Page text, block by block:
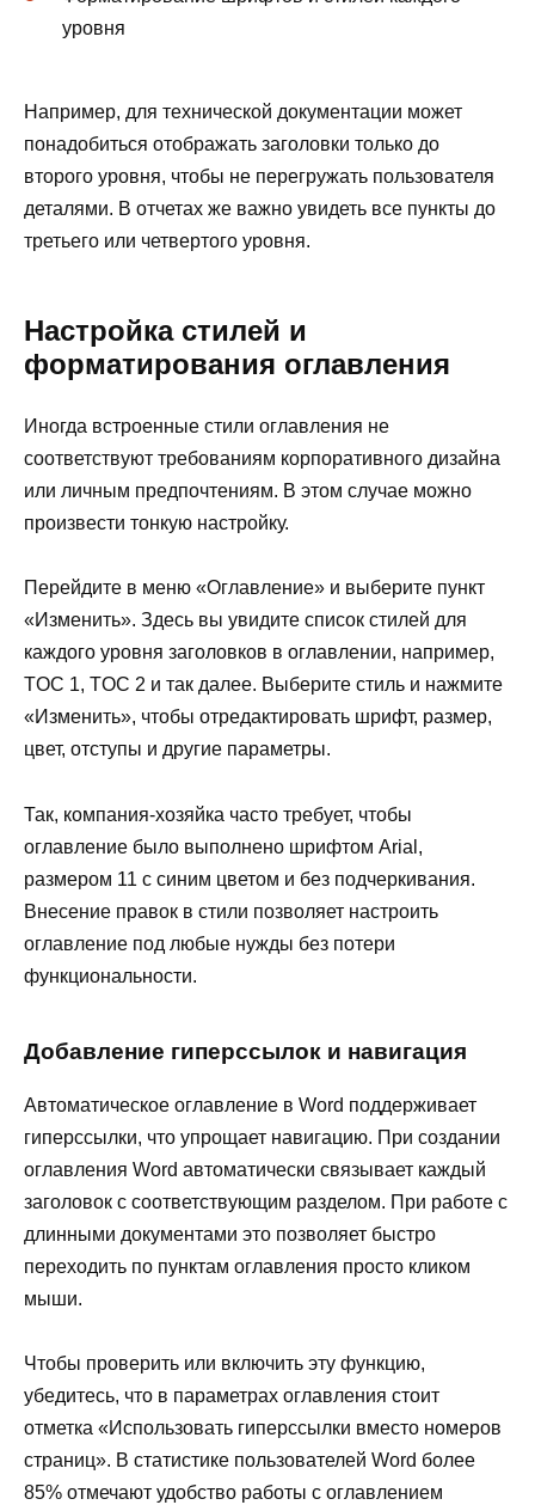
уровня
Например, для технической документации может
понадобиться отображать заголовки только до
второго уровня, чтобы не перегружать пользователя
деталями. В отчетах же важно увидеть все пункты до
третьего или четвертого уровня.
Настройка стилей и
форматирования оглавления
Иногда встроенные стили оглавления не
соответствуют требованиям корпоративного дизайна
или личным предпочтениям. В этом случае можно
произвести тонкую настройку.
Перейдите в меню «Оглавление» и выберите пункт
«Изменить». Здесь вы увидите список стилей для
каждого уровня заголовков в оглавлении, например,
TOC 1, TOC 2 и так далее. Выберите стиль и нажмите
«Изменить», чтобы отредактировать шрифт, размер,
цвет, отступы и другие параметры.
Так, компания-хозяйка часто требует, чтобы
оглавление было выполнено шрифтом Arial,
размером 11 с синим цветом и без подчеркивания.
Внесение правок в стили позволяет настроить
оглавление под любые нужды без потери
функциональности.
Добавление гиперссылок и навигация
Автоматическое оглавление в Word поддерживает
гиперссылки, что упрощает навигацию. При создании
оглавления Word автоматически связывает каждый
заголовок с соответствующим разделом. При работе с
длинными документами это позволяет быстро
переходить по пунктам оглавления просто кликом
мыши.
Чтобы проверить или включить эту функцию,
убедитесь, что в параметрах оглавления стоит
отметка «Использовать гиперссылки вместо номеров
страниц». В статистике пользователей Word более
85% отмечают удобство работы с оглавлением